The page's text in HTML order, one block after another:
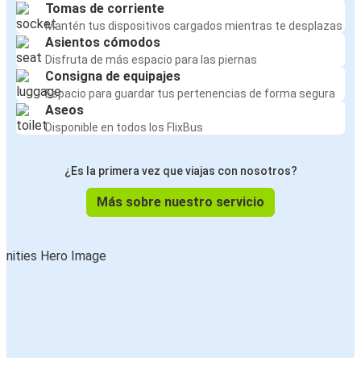
Tomas de corriente
Mantén tus dispositivos cargados mientras te desplazas
Asientos cómodos
Disfruta de más espacio para las piernas
Consigna de equipajes
Espacio para guardar tus pertenencias de forma segura
Aseos
Disponible en todos los FlixBus
¿Es la primera vez que viajas con nosotros?
Más sobre nuestro servicio